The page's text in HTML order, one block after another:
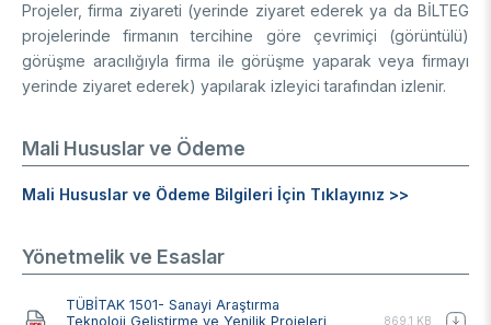
Projeler, firma ziyareti (yerinde ziyaret ederek ya da BİLTEG
projelerinde firmanın tercihine göre çevrimiçi (görüntülü)
görüşme aracılığıyla firma ile görüşme yaparak veya firmayı
yerinde ziyaret ederek) yapılarak izleyici tarafından izlenir.
Mali Hususlar ve Ödeme
Mali Hususlar ve Ödeme Bilgileri İçin Tıklayınız >>
Yönetmelik ve Esaslar
TÜBİTAK 1501- Sanayi Araştırma
Teknoloji Geliştirme ve Yenilik Projeleri
869.1 KB